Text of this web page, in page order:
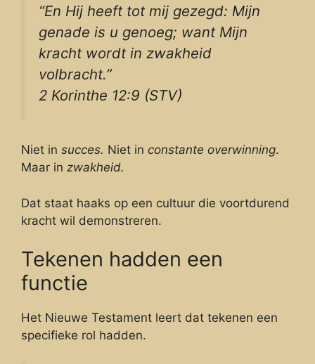
“En Hij heeft tot mij gezegd: Mijn
genade is u genoeg; want Mijn
kracht wordt in zwakheid
volbracht.”
2 Korinthe 12:9 (STV)
Niet in succes. Niet in constante overwinning.
Maar in zwakheid.
Dat staat haaks op een cultuur die voortdurend
kracht wil demonstreren.
Tekenen hadden een
functie
Het Nieuwe Testament leert dat tekenen een
specifieke rol hadden.